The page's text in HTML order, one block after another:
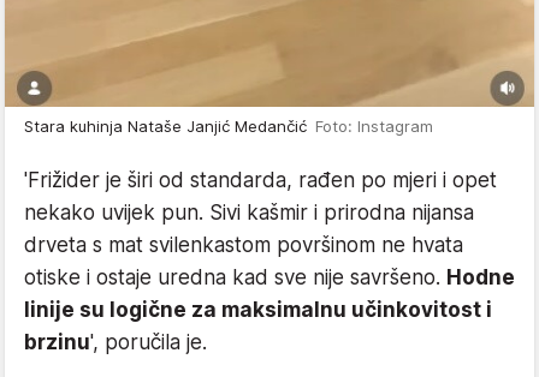
Stara kuhinja Nataše Janjić Medančić Foto: Instagram
'Frižider je širi od standarda, rađen po mjeri i opet
nekako uvijek pun. Sivi kašmir i prirodna nijansa
drveta s mat svilenkastom površinom ne hvata
otiske i ostaje uredna kad sve nije savršeno. Hodne
linije su logične za maksimalnu učinkovitost i
brzinu', poručila je.